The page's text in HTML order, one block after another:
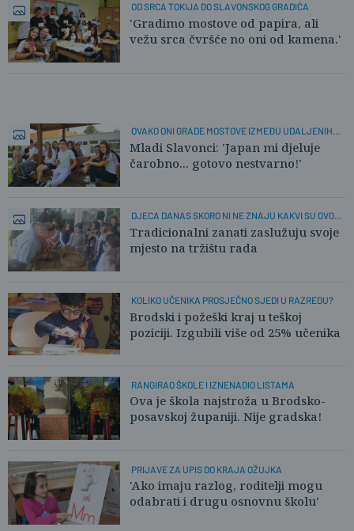
OD SRCA TOKIJA DO SLAVONSKOG GRADIĆA
'Gradimo mostove od papira, ali
vežu srca čvršće no oni od kamena.'
OVAKO ONI GRADE MOSTOVE IZMEĐU UDALJENIH
SVJETOVA
Mladi Slavonci: 'Japan mi djeluje
čarobno... gotovo nestvarno!'
DJECA DANAS SKORO NI NE ZNAJU KAKVI SU OVO
ZANATI
Tradicionalni zanati zaslužuju svoje
mjesto na tržištu rada
KOLIKO UČENIKA PROSJEČNO SJEDI U RAZREDU?
Brodski i požeški kraj u teškoj
poziciji. Izgubili više od 25% učenika
RANGIRAO ŠKOLE I IZNENADIO LISTAMA
Ova je škola najstroža u Brodsko-
posavskoj županiji. Nije gradska!
PRIJAVE ZA UPIS DO KRAJA OŽUJKA
'Ako imaju razlog, roditelji mogu
odabrati i drugu osnovnu školu'